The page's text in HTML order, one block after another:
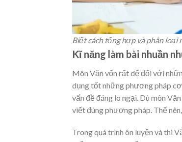
Biết cách tổng hợp và phân loại
Kĩ năng làm bài nhuần
Môn Văn vốn rất dế đối với
dụng tốt những phương pháp cơ
vấn đề đáng lo ngại. Dù môn
viết đúng phương pháp. Thế
Trong quá trình ôn luyện và thi